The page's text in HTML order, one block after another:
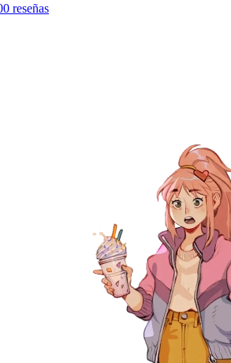
reseñas